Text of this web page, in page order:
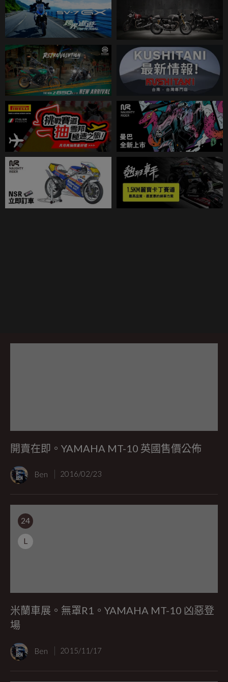
開賣在即。YAMAHA MT-10 英國售價公佈
Ben 2016/02/23
24
L
米蘭車展。無罩R1。YAMAHA MT-10 凶惡登
場
Ben 2015/11/17